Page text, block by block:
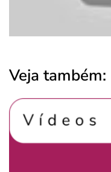
Veja também: